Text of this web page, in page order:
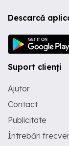
Descarcă
Suport clienți
Ajutor
Contact
Publicitate
Întrebări